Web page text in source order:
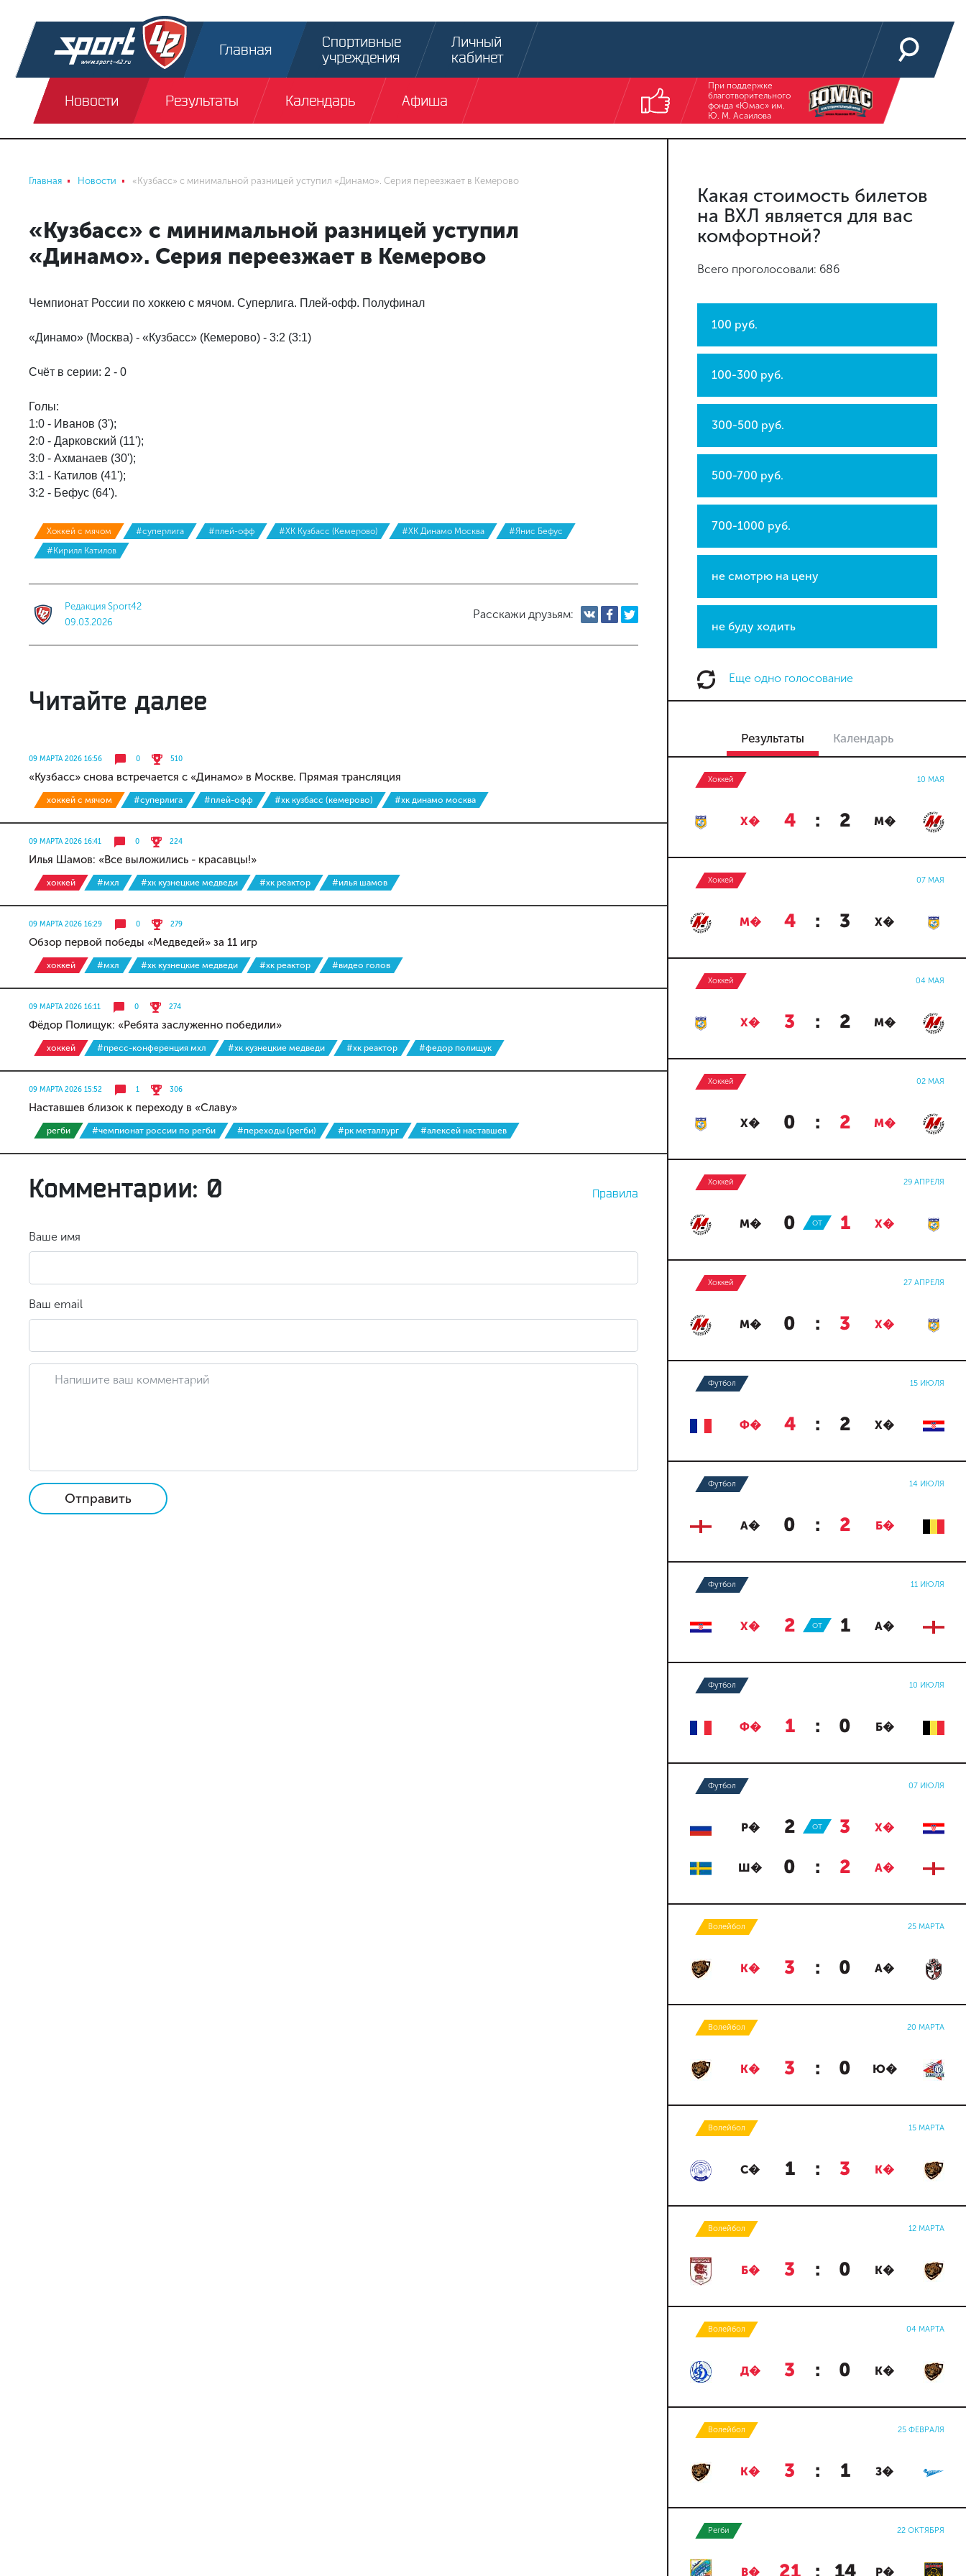
Главная
Спортивные
учреждения
Личный
кабинет
Новости Результаты Календарь Афиша
При поддержке
благотворительного
фонда «Юмас» им.
Ю. М. Асаилова
Главная Новости «Кузбасс» с минимальной разницей уступил «Динамо». Серия переезжает в Кемерово
«Кузбасс» с минимальной разницей уступил
«Динамо». Серия переезжает в Кемерово
Чемпионат России по хоккею с мячом. Суперлига. Плей-офф. Полуфинал
«Динамо» (Москва) - «Кузбасс» (Кемерово) - 3:2 (3:1)
Счёт в серии: 2 - 0
Голы:
1:0 - Иванов (3');
2:0 - Дарковский (11');
3:0 - Ахманаев (30');
3:1 - Катилов (41');
3:2 - Бефус (64').
Хоккей с мячом #суперлига #плей-офф #ХК Кузбасс (Кемерово) #ХК Динамо Москва
#Янис Бефус
#Кирилл Катилов
Редакция Sport42
09.03.2026
Расскажи друзьям:
Читайте далее
09 МАРТА 2026 16:56 0 510
«Кузбасс» снова встречается с «Динамо» в Москве. Прямая трансляция
хоккей с мячом #суперлига #плей-офф #хк кузбасс (кемерово) #хк динамо москва
09 МАРТА 2026 16:41 0 224
Илья Шамов: «Все выложились - красавцы!»
хоккей #мхл #хк кузнецкие медведи #хк реактор #илья шамов
09 МАРТА 2026 16:29 0 279
Обзор первой победы «Медведей» за 11 игр
хоккей #мхл #хк кузнецкие медведи #хк реактор #видео голов
09 МАРТА 2026 16:11 0 274
Фёдор Полищук: «Ребята заслуженно победили»
хоккей #пресс-конференция мхл #хк кузнецкие медведи #хк реактор #федор полищук
09 МАРТА 2026 15:52 1 306
Наставшев близок к переходу в «Славу»
регби #чемпионат россии по регби #переходы (регби) #рк металлург #алексей наставшев
Комментарии: 0 Правила
Ваше имя
Ваш email
Отправить
Какая стоимость билетов
на ВХЛ является для вас
комфортной?
Всего проголосовали: 686
100 руб.
100-300 руб.
300-500 руб.
500-700 руб.
700-1000 руб.
не смотрю на цену
не буду ходить
Еще одно голосование
Результаты Календарь
Хоккей 10 МАЯ
Х� 4 : 2 М�
Хоккей 07 МАЯ
М� 4 : 3 Х�
Хоккей 04 МАЯ
Х� 3 : 2 М�
Хоккей 02 МАЯ
Х� 0 : 2 М�
Хоккей 29 АПРЕЛЯ
М� 0 : 1 Х�
ОТ
Хоккей 27 АПРЕЛЯ
М� 0 : 3 Х�
Футбол 15 ИЮЛЯ
Ф� 4 : 2 Х�
Футбол 14 ИЮЛЯ
А� 0 : 2 Б�
Футбол 11 ИЮЛЯ
Х� 2 : 1 А�
ОТ
Футбол 10 ИЮЛЯ
Ф� 1 : 0 Б�
Футбол 07 ИЮЛЯ
Р� 2 : 3 Х�
ОТ
Ш� 0 : 2 А�
Волейбол 25 МАРТА
К� 3 : 0 А�
Волейбол 20 МАРТА
К� 3 : 0 Ю�
Волейбол 15 МАРТА
С� 1 : 3 К�
Волейбол 12 МАРТА
Б� 3 : 0 К�
Волейбол 04 МАРТА
Д� 3 : 0 К�
Волейбол 25 ФЕВРАЛЯ
К� 3 : 1 З�
Регби 22 ОКТЯБРЯ
В� 21 : 14 Р�